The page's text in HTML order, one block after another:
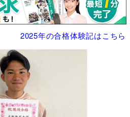
2025年の合格体験記はこちら
image